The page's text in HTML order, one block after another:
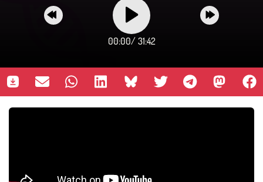
00:00/ 31:42